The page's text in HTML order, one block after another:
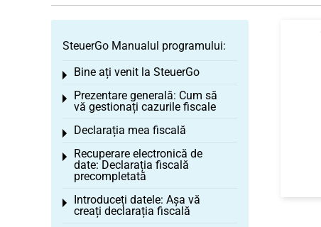
SteuerGo Manualul programului:
Bine ați venit la SteuerGo
Toggle menu
Prezentare generală: Cum să
vă gestionați cazurile fiscale
Toggle menu
Declarația mea fiscală
Toggle menu
Recuperare electronică de
date: Declarația fiscală
precompletată
Toggle menu
Introduceți datele: Așa vă
creați declarația fiscală
Toggle menu